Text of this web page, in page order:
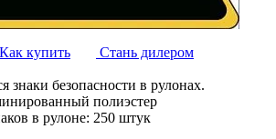
Как купить Стань дилером
знаки безопасности в рулонах.
полиэстер
в рулоне: 250 штук